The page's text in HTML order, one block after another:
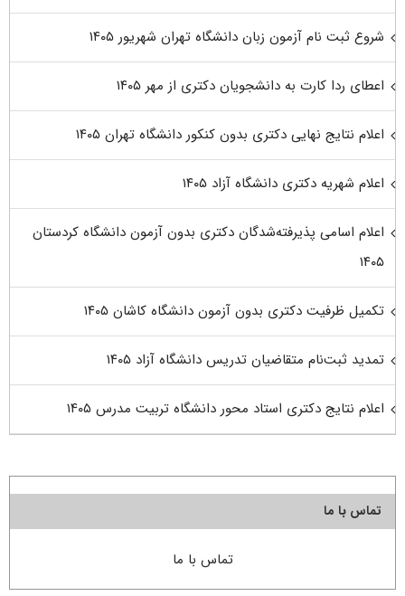
شروع ثبت نام آزمون زبان دانشگاه تهران شهریور ۱۴۰۵
اعطای ردا کارت به دانشجویان دکتری از مهر ۱۴۰۵
اعلام نتایج نهایی دکتری بدون کنکور دانشگاه تهران ۱۴۰۵
اعلام شهریه دکتری دانشگاه آزاد ۱۴۰۵
اعلام اسامی پذیرفته‌شدگان دکتری بدون آزمون دانشگاه کردستان
۱۴۰۵
تکمیل ظرفیت دکتری بدون آزمون دانشگاه کاشان ۱۴۰۵
تمدید ثبت‌نام متقاضیان تدریس دانشگاه آزاد ۱۴۰۵
اعلام نتایج دکتری استاد محور دانشگاه تربیت مدرس ۱۴۰۵
تماس با ما
تماس با ما